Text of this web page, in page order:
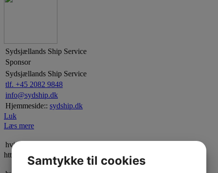
Sydsjællands Ship Service
Sponsor
Sydsjællands Ship Service
tlf. +45 2082 9848
info@sydship.dk
Hjemmeside:: sydship.dk
Luk
Læs mere
hvidt&frit Henriks Hvidevarer
https://henriks-hvidevarershop.dk/
Samtykke til cookies